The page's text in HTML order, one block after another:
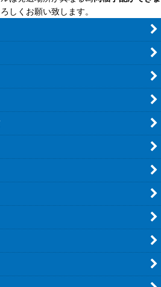
しくお願い致します。